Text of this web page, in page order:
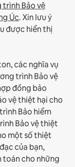
Bảo vệ
Úc. Xin lưu ý
được hiển thị
các nghĩa vụ
trình Bảo vệ
đồng bảo
vệ thiệt hại cho
Bảo hiểm
Bảo vệ thiệt
một số thiệt
của bạn,
cho những